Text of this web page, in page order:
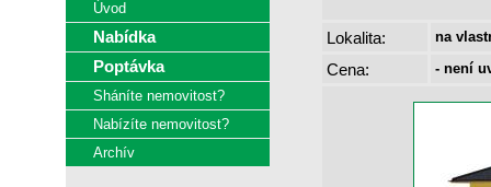
Úvod
Nabídka
Poptávka
Sháníte nemovitost?
Nabízíte nemovitost?
Archív
Lokalita: na
Cena: - není